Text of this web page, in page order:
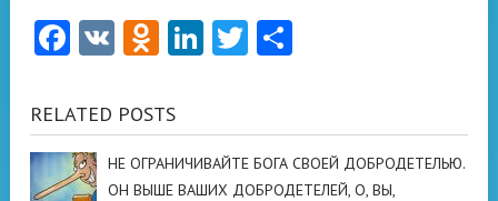
Facebook
VK Odnoklassniki
LinkedIn
Twitter
RELATED POSTS
НЕ ОГРАНИЧИВАЙТЕ БОГА СВОЕЙ ДОБРОДЕТЕЛЬЮ.
ОН ВЫШЕ ВАШИХ ДОБРОДЕТЕЛЕЙ, О, ВЫ,